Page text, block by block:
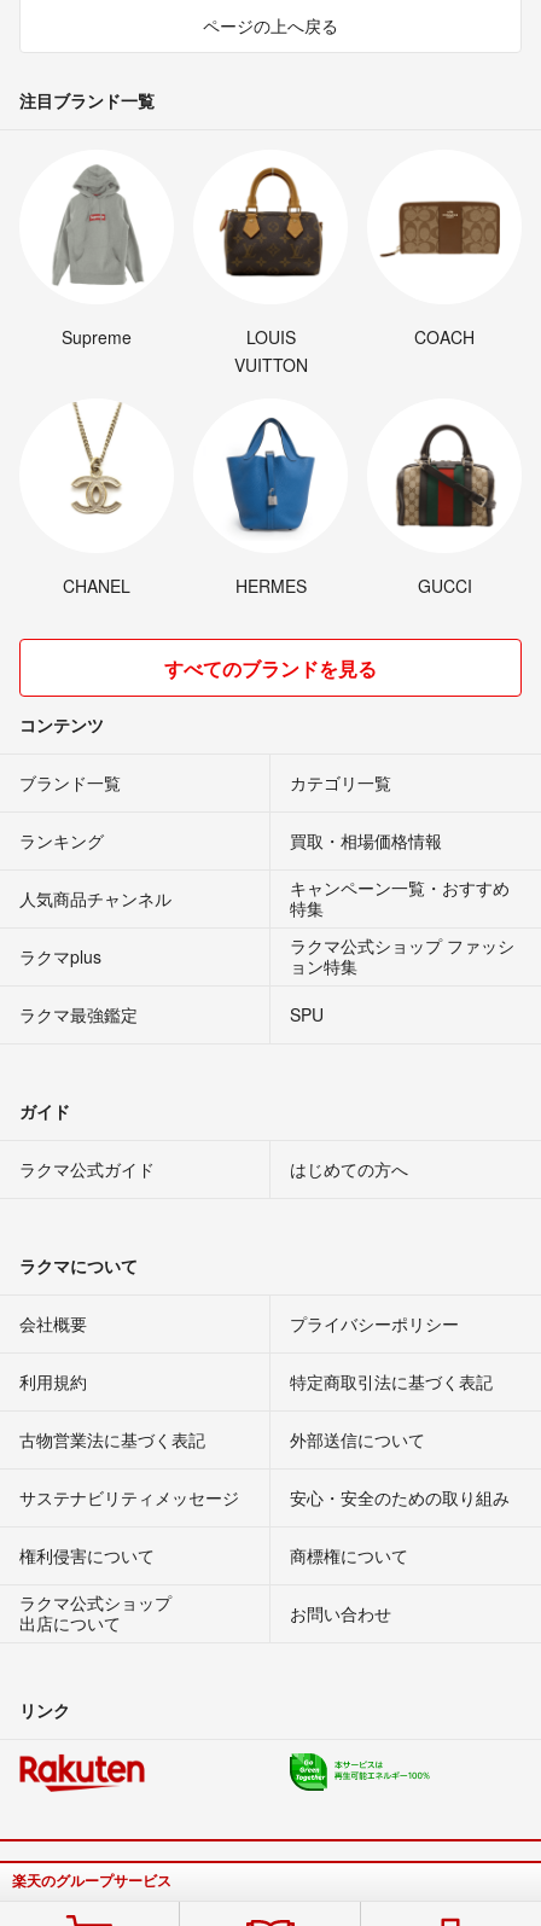
ページの上へ戻る
注目ブランド一覧
Supreme
LOUIS
VUITTON
COACH
CHANEL HERMES GUCCI
すべてのブランドを見る
コンテンツ
ブランド一覧 カテゴリ一覧
ランキング 買取・相場価格情報
人気商品チャンネル
キャンペーン一覧・おすすめ
特集
ラクマplus
ラクマ公式ショップ ファッシ
ョン特集
ラクマ最強鑑定
SPU
ガイド
ラクマ公式ガイド はじめての方へ
ラクマについて
会社概要 プライバシーポリシー
利用規約 特定商取引法に基づく表記
古物営業法に基づく表記 外部送信について
サステナビリティメッセージ 安心・安全のための取り組み
権利侵害について
商標権について
ラクマ公式ショップ
出店について
お問い合わせ
リンク
楽天のグループサービス